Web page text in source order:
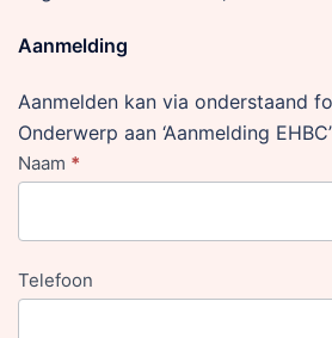
Aanmelding
Aanmelden kan via onderstaand
Onderwerp aan ‘Aanmelding EHBC’
Contactformulier
Naam *
Telefoon